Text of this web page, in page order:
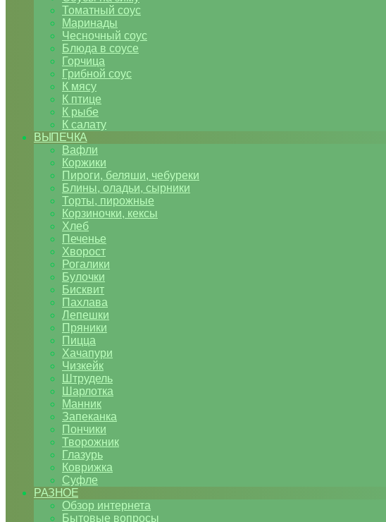
Томатный соус
Маринады
Чесночный соус
Блюда в соусе
Горчица
Грибной соус
К мясу
К птице
К рыбе
К салату
ВЫПЕЧКА
Вафли
Коржики
Пироги, беляши, чебуреки
Блины, оладьи, сырники
Торты, пирожные
Корзиночки, кексы
Хлеб
Печенье
Хворост
Рогалики
Булочки
Бисквит
Пахлава
Лепешки
Пряники
Пицца
Хачапури
Чизкейк
Штрудель
Шарлотка
Манник
Запеканка
Пончики
Творожник
Глазурь
Коврижка
Суфле
РАЗНОЕ
Обзор интернета
Бытовые вопросы